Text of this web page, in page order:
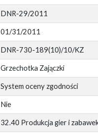
DNR-29/2011
01/31/2011
DNR-730-189(10)/10/KZ
Grzechotka Zajączki
System oceny zgodności
Nie
32.40 Produkcja gier i